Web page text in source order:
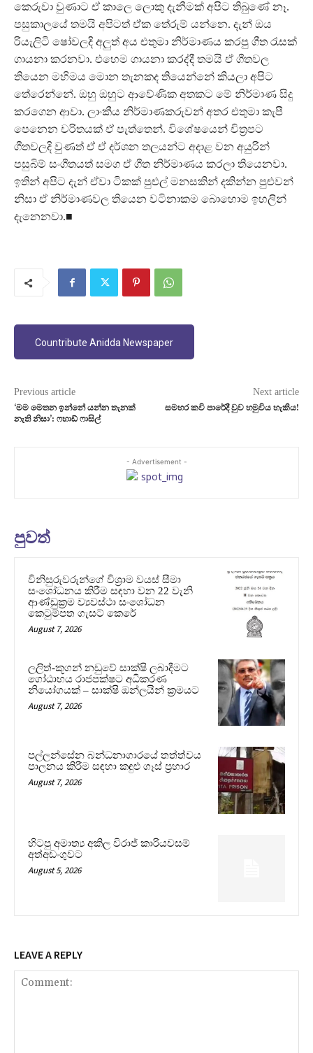
කෙරුවා වුණාට ඒ කාලෙ ලොකු දැනීමක් අපිට තිබුණේ නෑ.
පසුකාලයේ තමයි අපිටත් ඒක තේරුම් යන්නෙ. දැන් ඔය
රියැලිටි ෂෝවලදි අලුත් අය එතුමා නිර්මාණය කරපු ගීත රැසක්
ගායනා කරනවා. එහෙම ගායනා කරද්දී තමයි ඒ ගීතවල
තියෙන මහිමය මොන තැනකද තියෙන්නේ කියලා අපිට
තේරෙන්නේ. ඔහු ඔහුට ආවේණික අතකට මේ නිර්මාණ සිදු
කරගෙන ආවා. ලාංකීය නිර්මාණකරුවන් අතර එතුමා කැපී
පෙනෙන චරිතයක් ඒ පැත්තෙන්. විශේෂයෙන් චිත්‍රපට
ගීතවලදි වුණත් ඒ ඒ දර්ශන තලයන්ට අදාළ වන අයුරින්
පසුබිම් සංගීතයත් සමග ඒ ගීත නිර්මාණය කරලා තියෙනවා.
ඉතින් අපිට දැන් ඒවා ටිකක් පුළුල් මනසකින් දකින්න පුළුවන්
නිසා ඒ නිර්මාණවල තියෙන වටිනාකම බොහොම ඉහලින්
දැනෙනවා.■
Countribute Anidda Newspaper
Previous article
‘මම මෙතන ඉන්නේ යන්න තැනක්
නැති නිසා’: ෆහාඩ් ෆාසිල්
Next article
සමහර කවි පාරේදී වුව හමුවිය හැකිය!
- Advertisement -
පුවත්
විනිසුරුවරුන්ගේ විශ්‍රාම වයස් සීමා
සංශෝධනය කිරීම සඳහා වන 22 වැනි
ආණ්ඩුක්‍රම ව්‍යවස්ථා සංශෝධන
කෙටුම්පත ගැසට් කෙරේ
August 7, 2026
ලලිත්-කූගන් නඩුවේ සාක්ෂි ලබාදීමට
ගෝඨාභය රාජපක්ෂට අධිකරණ
නියෝගයක් – සාක්ෂි ඔන්ලයින් ක්‍රමයට
August 7, 2026
පල්ලන්සේන බන්ධනාගාරයේ තත්ත්වය
පාලනය කිරීම සඳහා කඳුළු ගෑස් ප්‍රහාර
August 7, 2026
හිටපු අමාත්‍ය අකිල විරාජ් කාරියවසම්
අත්අඩංගුවට
August 5, 2026
LEAVE A REPLY